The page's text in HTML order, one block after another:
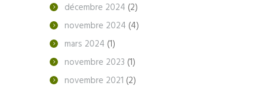
décembre 2024 (2)
novembre 2024 (4)
mars 2024 (1)
novembre 2023 (1)
novembre 2021 (2)